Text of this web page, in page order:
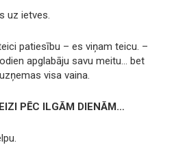
uz ietves.
patiesību – es viņam teicu. –
apglabāju savu meitu… bet
visa vaina.
PĒC ILGĀM DIENĀM…